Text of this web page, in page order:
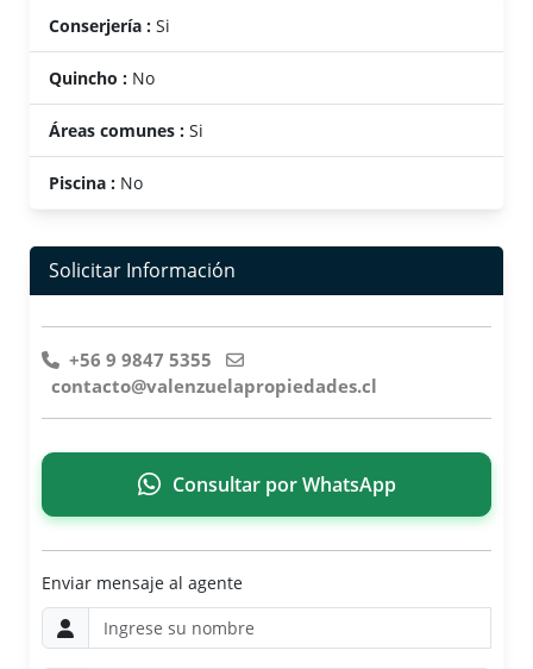
Conserjería : Si
Quincho : No
Áreas comunes : Si
Piscina : No
Solicitar Información
+56 9 9847 5355
contacto@valenzuelapropiedades.cl
Consultar por WhatsApp
Enviar mensaje al agente